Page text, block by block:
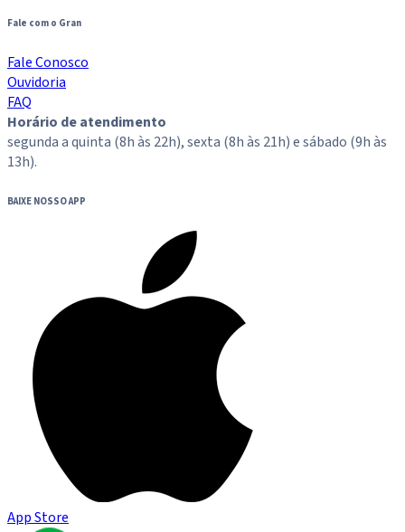
Fale com o Gran
Fale Conosco
Ouvidoria
FAQ
Horário de atendimento
segunda a quinta (8h às 22h), sexta (8h às 21h) e sábado (9h às
13h).
BAIXE NOSSO APP
App Store